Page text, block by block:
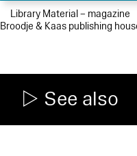
Library Material – magazine
Broodje & Kaas publishing
See also